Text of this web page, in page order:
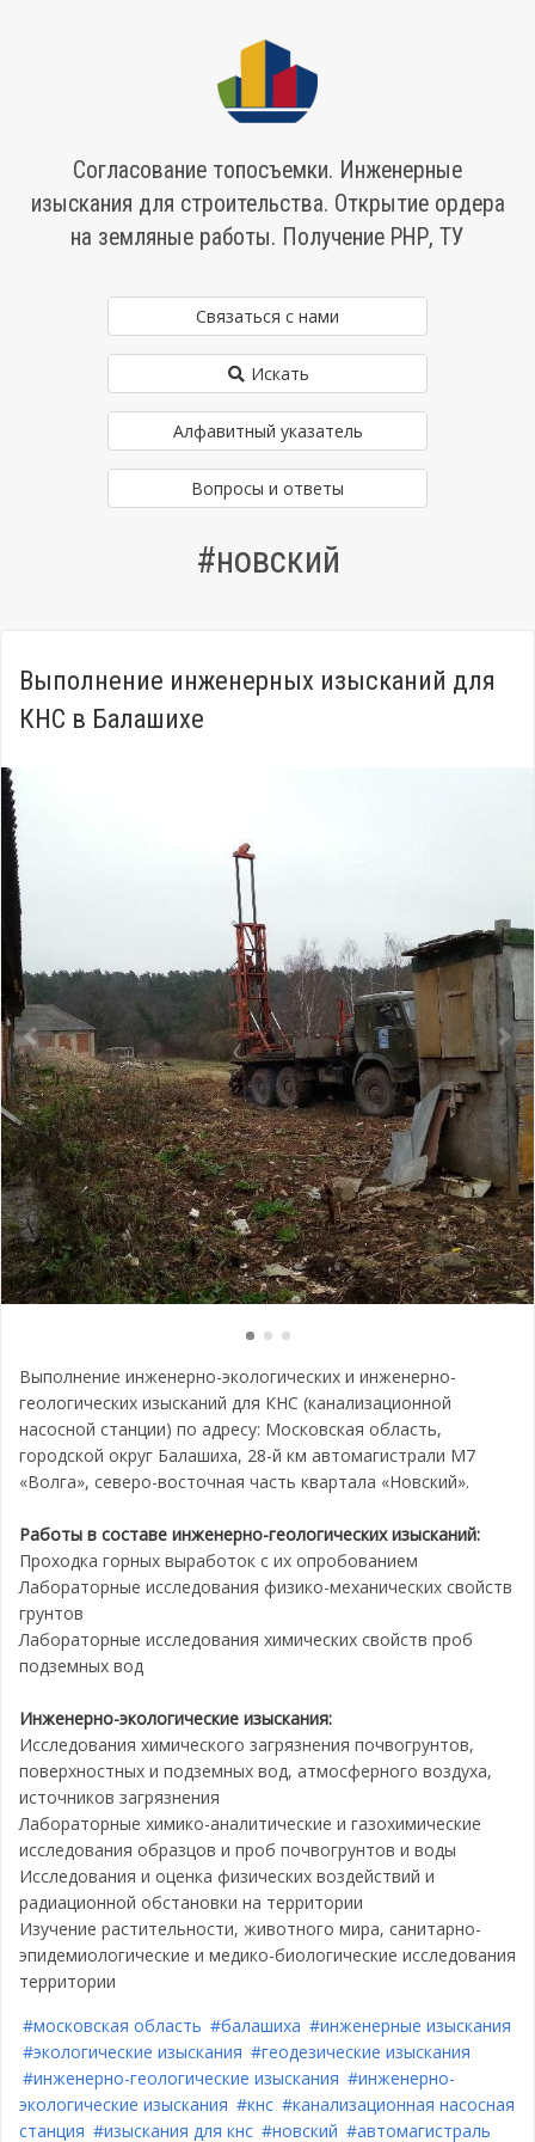
Согласование топосъемки. Инженерные
изыскания для строительства. Открытие ордера
на земляные работы. Получение РНР, ТУ
Связаться с нами
Искать
Алфавитный указатель
Вопросы и ответы
#новский
Выполнение инженерных изысканий для
КНС в Балашихе
Выполнение инженерно-экологических и инженерно-
геологических изысканий для КНС (канализационной
насосной станции) по адресу: Московская область,
городской округ Балашиха, 28-й км автомагистрали М7
«Волга», северо-восточная часть квартала «Новский».
Работы в составе инженерно-геологических изысканий:
Проходка горных выработок с их опробованием
Лабораторные исследования физико-механических свойств
грунтов
Лабораторные исследования химических свойств проб
подземных вод
Инженерно-экологические изыскания:
Исследования химического загрязнения почвогрунтов,
поверхностных и подземных вод, атмосферного воздуха,
источников загрязнения
Лабораторные химико-аналитические и газохимические
исследования образцов и проб почвогрунтов и воды
Исследования и оценка физических воздействий и
радиационной обстановки на территории
Изучение растительности, животного мира, санитарно-
эпидемиологические и медико-биологические исследования
территории
#московская область #балашиха #инженерные изыскания
#экологические изыскания #геодезические изыскания
#инженерно-геологические изыскания #инженерно-
экологические изыскания #кнс #канализационная насосная
станция #изыскания для кнс #новский #автомагистраль